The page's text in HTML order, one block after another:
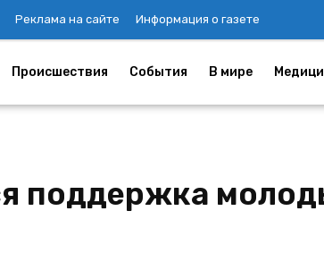
Реклама на сайте Информация о газете
Происшествия События В мире
поддержка